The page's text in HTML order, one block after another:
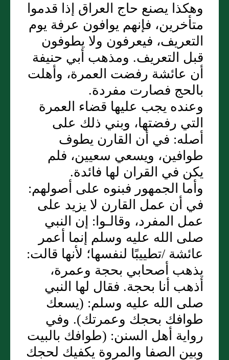
وهكذا يصنع حاج العراق إذا قدموا
متأخرين، فإنهم يوافون عرفة يوم
التعريف، فيعرفون ولا يطوفون
قبل التعريف‏.‏ ومذهب أبي حنيفة
أن عائشة رفضت العمرة، وأهلت
بالحج فصارت مفردة‏.‏
وعنده يجب عليها قضاء العمرة
التي رفضتها، وبني ذلك على
أصله‏:‏ في أن القارن يطوف
طوافين، ويسعي سعيين، فلم
يكن في القران لها فائدة‏.‏
وأما الجمهور فبنوه على أصولهم‏:‏
في أن عمل القارن لا يزيد على
عمل المفرد، وقالـوا‏:‏ إن النبي
صلى الله عليه وسلم إنما أعمر
عائشة /تطييبًا لنفسها؛ لأنها قالت‏:‏
يذهب أصحابي بحجة وعمرة،
أذهب أنا بحجة‏.‏ فقال لها النبي
صلى الله عليه وسلم‏:‏ ‏(‏يسعك
طوافك بحجك وعمرتك‏)‏‏.‏ وفي
رواية أهل السنن‏:‏ ‏(‏طوافك بالبيت
وبين الصفا والمروة يكفيك لحجك